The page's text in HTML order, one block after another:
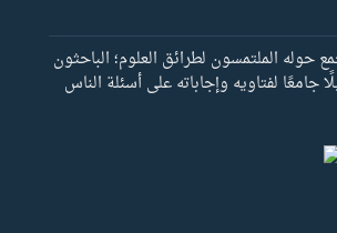
الملتمسون لطرائق العلوم؛ الباحثون
لفتاويه وإجاباته على أسئلة الناس